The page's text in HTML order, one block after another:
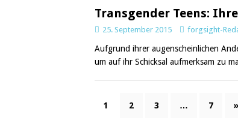
Transgender Teens:
25. September 2015 forgsight-
Aufgrund ihrer augenscheinlichen
um auf ihr Schicksal aufmerksam zu
1 2 3 … 7 »